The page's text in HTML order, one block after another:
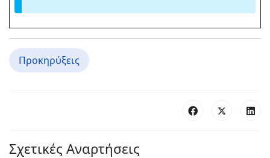
Προκηρύξεις
Σχετικές Αναρτήσεις